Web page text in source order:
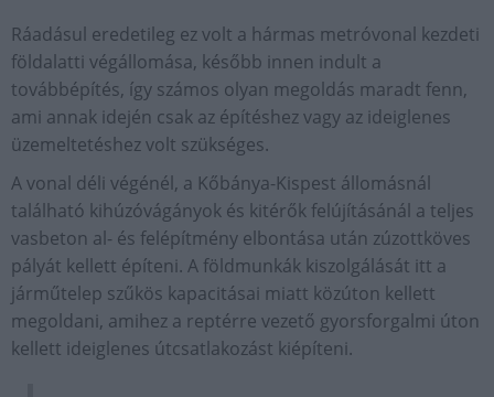
Ráadásul eredetileg ez volt a hármas metróvonal kezdeti
földalatti végállomása, később innen indult a
továbbépítés, így számos olyan megoldás maradt fenn,
ami annak idején csak az építéshez vagy az ideiglenes
üzemeltetéshez volt szükséges.
A vonal déli végénél, a Kőbánya-Kispest állomásnál
található kihúzóvágányok és kitérők felújításánál a teljes
vasbeton al- és felépítmény elbontása után zúzottköves
pályát kellett építeni. A földmunkák kiszolgálását itt a
járműtelep szűkös kapacitásai miatt közúton kellett
megoldani, amihez a reptérre vezető gyorsforgalmi úton
kellett ideiglenes útcsatlakozást kiépíteni.